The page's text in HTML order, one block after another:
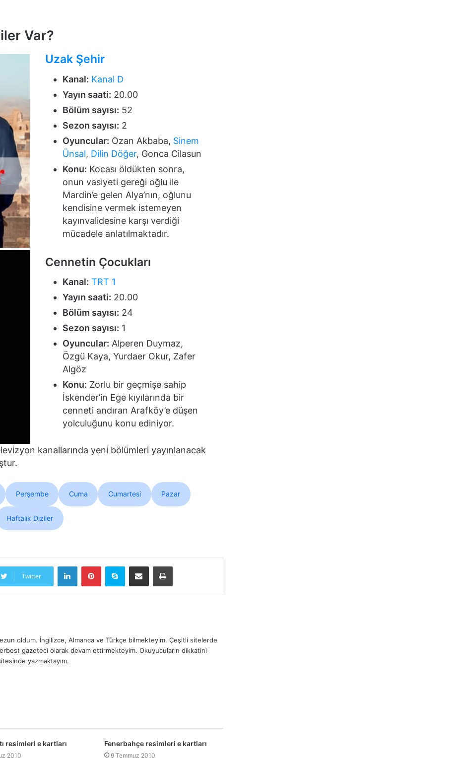
Var?
Uzak Şehir
Kanal: Kanal D
Yayın saati: 20.00
Bölüm sayısı: 52
Sezon sayısı: 2
Oyuncular: Ozan Akbaba, Sinem
Ünsal, Dilin Döğer, Gonca Cilasun
Konu: Kocası öldükten sonra,
onun vasiyeti gereği oğlu ile
Mardin’e gelen Alya’nın, oğlunu
kendisine vermek istemeyen
kayınvalidesine karşı verdiği
mücadele anlatılmaktadır.
Cennetin Çocukları
Kanal: TRT 1
Yayın saati: 20.00
Bölüm sayısı: 24
Sezon sayısı: 1
Oyuncular: Alperen Duymaz,
Özgü Kaya, Yurdaer Okur, Zafer
Algöz
Konu: Zorlu bir geçmişe sahip
İskender’in Ege kıyılarında bir
cenneti andıran Arafköy’e düşen
yolculuğunu konu ediniyor.
kanallarında yeni bölümleri yayınlanacak
Perşembe Cuma Cumartesi Pazar
Haftalık Diziler
Twitter
LinkedInPinterestSkype E-Posta ile paylaş Yazdır
oldum. İngilizce, Almanca ve Türkçe bilmekteyim. Çeşitli sitelerde
gazeteci olarak devam ettirmekteyim. Okuyucuların dikkatini
yazmaktayım.
resimleri e kartları
2010
Fenerbahçe resimleri e kartları
9 Temmuz 2010